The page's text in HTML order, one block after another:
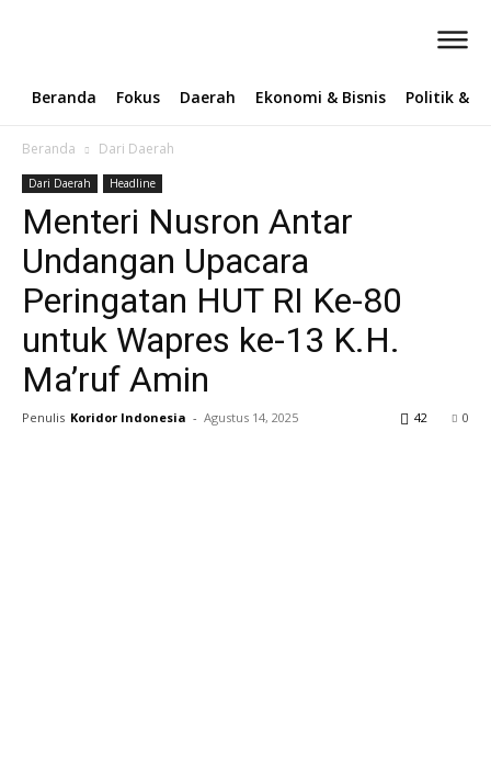
Beranda Fokus Daerah Ekonomi & Bisnis Politik &
Beranda Dari Daerah
Dari Daerah Headline
Menteri Nusron Antar
Undangan Upacara
Peringatan HUT RI Ke-80
untuk Wapres ke-13 K.H.
Ma’ruf Amin ‎
Penulis Koridor Indonesia - Agustus 14, 2025 0
42